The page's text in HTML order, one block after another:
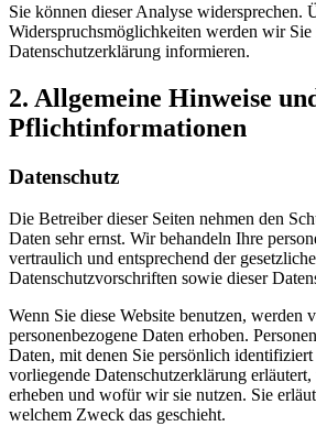
Sie können dieser Analyse widersprechen.
Widerspruchsmöglichkeiten werden wir Sie
Datenschutzerklärung informieren.
2. Allgemeine Hinweise
Pflichtinformationen
Datenschutz
Die Betreiber dieser Seiten nehmen den
Daten sehr ernst. Wir behandeln Ihre
vertraulich und entsprechend der
Datenschutzvorschriften sowie dieser
Wenn Sie diese Website benutzen, werden
personenbezogene Daten erhoben.
Daten, mit denen Sie persönlich
vorliegende Datenschutzerklärung
erheben und wofür wir sie nutzen. Sie
welchem Zweck das geschieht.